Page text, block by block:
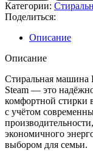
Категории:
Поделиться:
Описание
Описание
Стиральная машина
Steam — это
комфортной стирки
с учётом
экономичного
выбором для семьи.